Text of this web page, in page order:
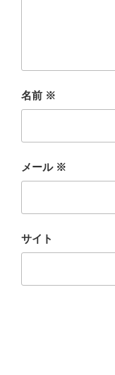
名前 ※
メール ※
サイト